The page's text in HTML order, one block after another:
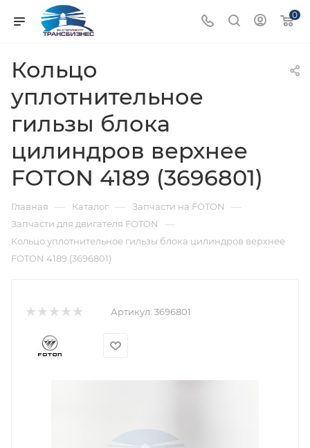
0
Кольцо
уплотнительное
гильзы блока
цилиндров верхнее
FOTON 4189 (3696801)
Главная — Каталог — Запчасти на FOTON —
Запчасти для двигателя FOTON —
Кольцо уплотнительное гильзы блока цилиндров верхнее
FOTON 4189 (3696801)
Артикул: 3696801